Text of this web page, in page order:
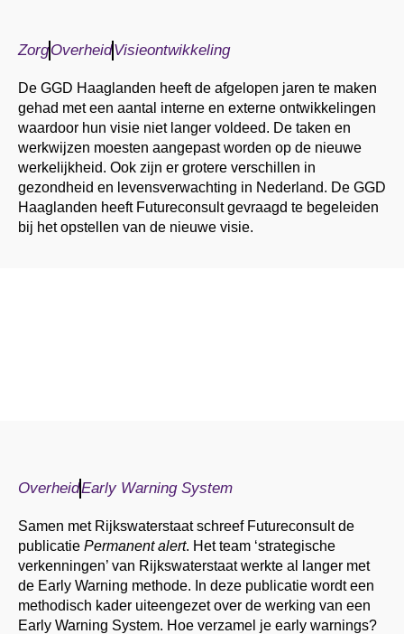
ZorgOverheidVisieontwikkeling
De GGD Haaglanden heeft de afgelopen jaren te maken
gehad met een aantal interne en externe ontwikkelingen
waardoor hun visie niet langer voldeed. De taken en
werkwijzen moesten aangepast worden op de nieuwe
werkelijkheid. Ook zijn er grotere verschillen in
gezondheid en levensverwachting in Nederland. De GGD
Haaglanden heeft Futureconsult gevraagd te begeleiden
bij het opstellen van de nieuwe visie.
OverheidEarly Warning System
Samen met Rijkswaterstaat schreef Futureconsult de
publicatie Permanent alert. Het team ‘strategische
verkenningen’ van Rijkswaterstaat werkte al langer met
de Early Warning methode. In deze publicatie wordt een
methodisch kader uiteengezet over de werking van een
Early Warning System. Hoe verzamel je early warnings?